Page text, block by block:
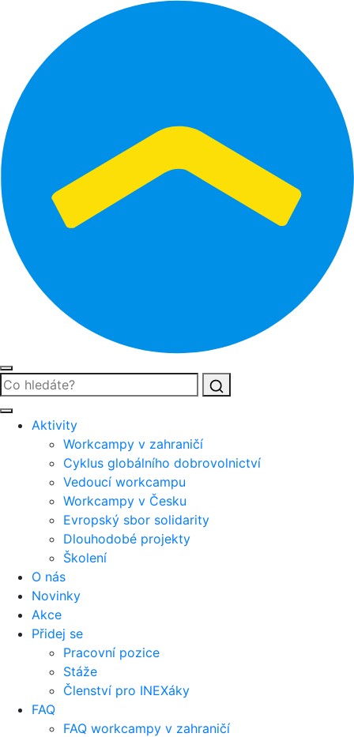
Vyhledat
Aktivity
Workcampy v zahraničí
Cyklus globálního dobrovolnictví
Vedoucí workcampu
Workcampy v Česku
Evropský sbor solidarity
Dlouhodobé projekty
Školení
O nás
Novinky
Akce
Přidej se
Pracovní pozice
Stáže
Členství pro INEXáky
FAQ
FAQ workcampy v zahraničí